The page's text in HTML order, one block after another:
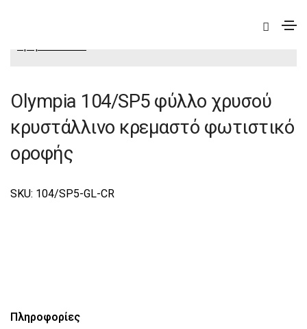
Olympia 104/SP5 φύλλο χρυσού
κρυστάλλινο κρεμαστό φωτιστικό
οροφής
SKU: 104/SP5-GL-CR
Πληροφορίες